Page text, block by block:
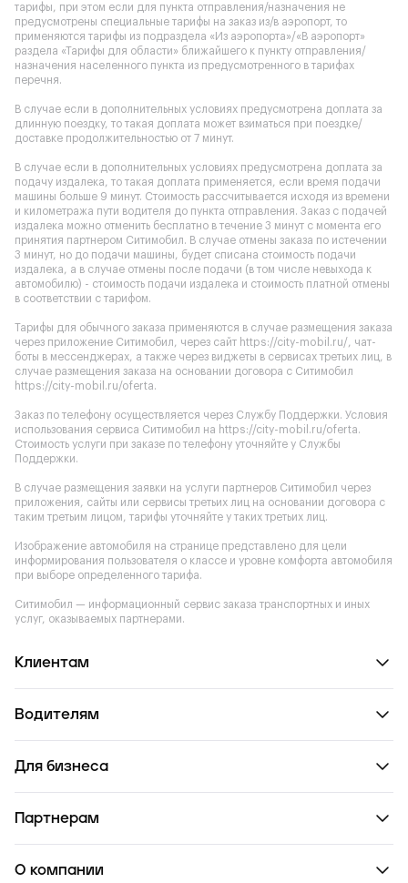
тарифы, при этом если для пункта отправления/назначения не
предусмотрены специальные тарифы на заказ из/в аэропорт, то
применяются тарифы из подраздела «Из аэропорта»/«В аэропорт»
раздела «Тарифы для области» ближайшего к пункту отправления/
назначения населенного пункта из предусмотренного в тарифах
перечня.
В случае если в дополнительных условиях предусмотрена доплата за
длинную поездку, то такая доплата может взиматься при поездке/
доставке продолжительностью от 7 минут.
В случае если в дополнительных условиях предусмотрена доплата за
подачу издалека, то такая доплата применяется, если время подачи
машины больше 9 минут. Стоимость рассчитывается исходя из времени
и километража пути водителя до пункта отправления. Заказ с подачей
издалека можно отменить бесплатно в течение 3 минут с момента его
принятия партнером Ситимобил. В случае отмены заказа по истечении
3 минут, но до подачи машины, будет списана стоимость подачи
издалека, а в случае отмены после подачи (в том числе невыхода к
автомобилю) - стоимость подачи издалека и стоимость платной отмены
в соответствии с тарифом.
Тарифы для обычного заказа применяются в случае размещения заказа
через приложение Ситимобил, через сайт https://city-mobil.ru/ , чат-
боты в мессенджерах, а также через виджеты в сервисах третьих лиц, в
случае размещения заказа на основании договора с Ситимобил
https://city-mobil.ru/oferta.
Заказ по телефону осуществляется через Службу Поддержки. Условия
использования сервиса Ситимобил на https://city-mobil.ru/oferta.
Стоимость услуги при заказе по телефону уточняйте у Службы
Поддержки.
В случае размещения заявки на услуги партнеров Ситимобил через
приложения, сайты или сервисы третьих лиц на основании договора с
таким третьим лицом, тарифы уточняйте у таких третьих лиц.
Изображение автомобиля на странице представлено для цели
информирования пользователя о классе и уровне комфорта автомобиля
при выборе определенного тарифа.
Ситимобил — информационный сервис заказа транспортных и иных
услуг, оказываемых партнерами.
Клиентам
Водителям
Для бизнеса
Партнерам
О компании